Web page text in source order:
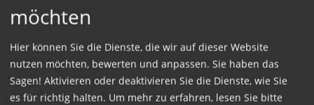
In der Geschichte gab es immer wieder aber auch
viele Päpste, die nur sehr kurz regierten.
möchten
Hier können Sie die Dienste, die wir auf dieser Website
nutzen möchten, bewerten und anpassen. Sie haben das
Sagen! Aktivieren oder deaktivieren Sie die Dienste, wie Sie
es für richtig halten. Um mehr zu erfahren, lesen Sie bitte